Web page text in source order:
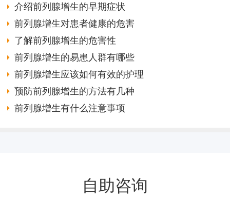
介绍前列腺增生的早期症状
前列腺增生对患者健康的危害
了解前列腺增生的危害性
前列腺增生的易患人群有哪些
前列腺增生应该如何有效的护理
预防前列腺增生的方法有几种
前列腺增生有什么注意事项
自助咨询